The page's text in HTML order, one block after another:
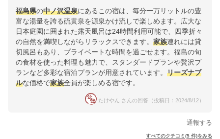
福島県の中ノ沢温泉にあるこの宿は、毎分一万リットルの豊
富な湯量を誇る硫黄泉を源泉かけ流しで楽しめます。広大な
日本庭園に囲まれた露天風呂は24時間利用可能で、四季折々
の自然を満喫しながらリラックスできます。 家族連れには貸
切風呂もあり、プライベートな時間を過ごせます。福島の旬
の食材を使った料理も魅力で、スタンダードプランや贅沢プ
ランなど多彩な宿泊プランが用意されています。 リーズナブ
ルな価格で家族全員が楽しめる宿です。
たけやん さんの回答（投稿日：2024/8/12）
通報する
すべてのクチコミ(5 件)をみる